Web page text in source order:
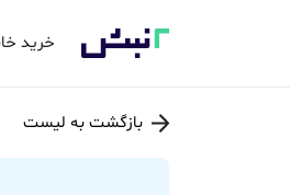
خرید
بازگشت به لیست